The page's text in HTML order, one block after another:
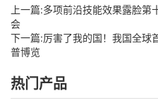
上一篇:多项前沿技能效果露脸第
会
下一篇:厉害了我的国！我国全球
普博览
热门产品